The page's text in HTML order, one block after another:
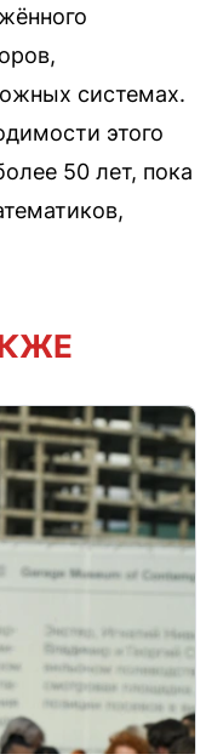
системах.
этого
50 лет, пока